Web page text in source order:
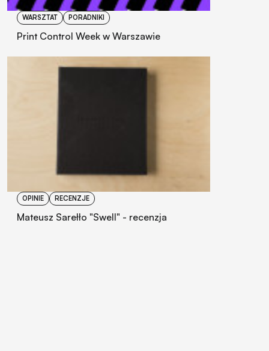
WARSZTAT PORADNIKI
Print Control Week w Warszawie
OPINIE RECENZJE
Mateusz Sarełło "Swell" - recenzja